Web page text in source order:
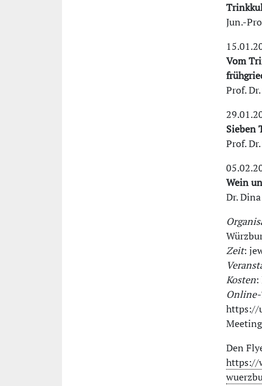
Jun.-
Vom
Prof.
Sieben
Prof.
Wein
Dr.
Zeit:
Kosten
https://
Den
https://